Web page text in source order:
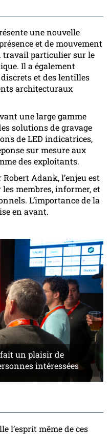
une nouvelle
et de mouvement
travail particulier sur le
Il a également
et des lentilles
architecturaux
une large gamme
solutions de gravage
de LED indicatrices,
sur mesure aux
des exploitants.
Robert Adank, l’enjeu est
membres, informer, et
L’importance de la
en avant.
fait un plaisir de
intéressées
l’esprit même de ces